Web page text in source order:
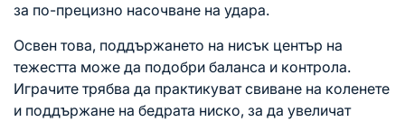
за по-прецизно насочване на удара.
Освен това, поддържането на нисък център на
тежестта може да подобри баланса и контрола.
Играчите трябва да практикуват свиване на коленете
и поддържане на бедрата ниско, за да увеличат